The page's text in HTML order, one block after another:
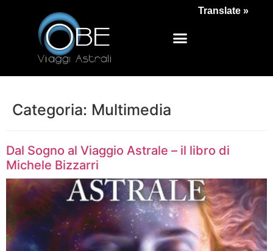
Categoria: Multimedia
Dal Sogno al Viaggio Astrale – il libro di
Michele Bizzarri
Translate »